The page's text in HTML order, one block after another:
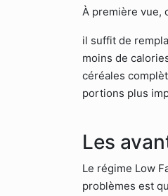
À première vue,
il suffit de
moins de
céréales
portions plus
Les
Le régime Low
problèmes est